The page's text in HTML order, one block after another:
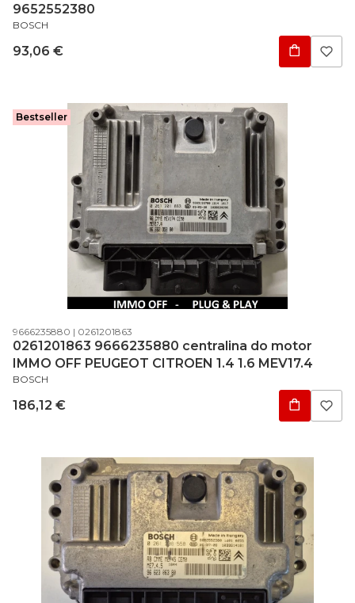
9652552380
FABRICANTE
BOSCH
Preço
93,06 €
Bestseller
Código do produto
9666235880 Código do fabricante
0261201863
0261201863 9666235880 centralina do motor
IMMO OFF PEUGEOT CITROEN 1.4 1.6 MEV17.4
FABRICANTE
BOSCH
Preço
186,12 €